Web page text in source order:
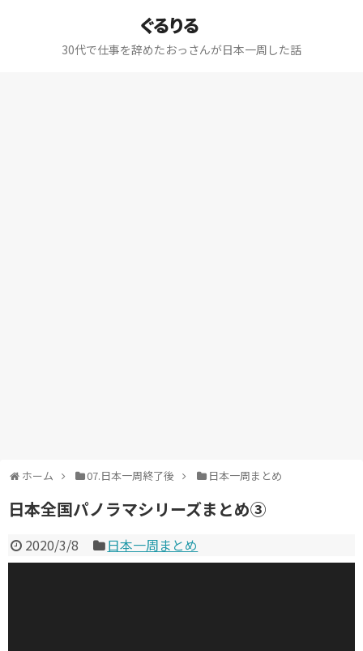
ぐるりる
30代で仕事を辞めたおっさんが日本一周した話
ホーム 07.日本一周終了後 日本一周まとめ
日本全国パノラマシリーズまとめ③
2020/3/8 日本一周まとめ